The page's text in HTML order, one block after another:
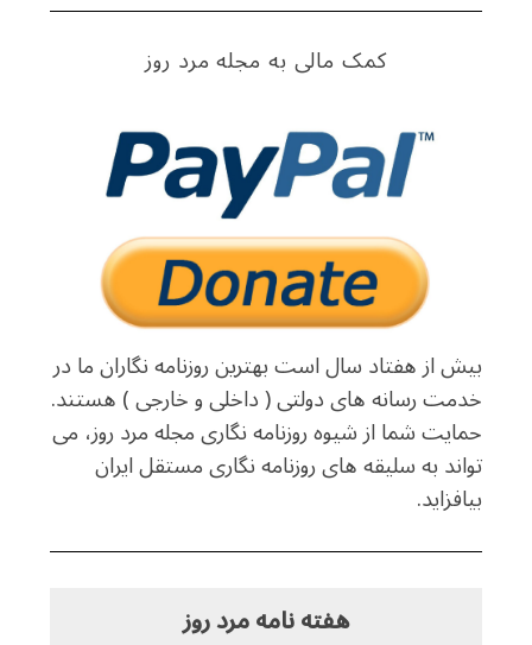
کمک مالی به مجله مرد روز
بیش از هفتاد سال است بهترین روزنامه نگاران ما در
خدمت رسانه های دولتی ( داخلی و خارجی ) هستند.
حمایت شما از شیوه روزنامه نگاری مجله مرد روز، می
تواند به سلیقه های روزنامه نگاری مستقل ایران
بیافزاید.
هفته نامه مرد روز